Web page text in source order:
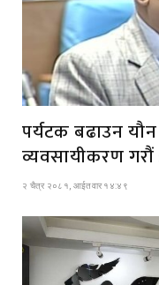
पर्यटक बढाउन
व्यवसायीकरण गरौं
२ चैत्र २०८१, आईतवार १४:४९